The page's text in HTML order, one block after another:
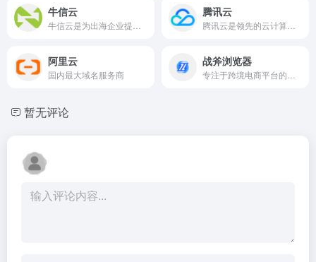
牛信云 腾讯云
阿里云
国内最大域名服务商
战斧浏览器
暂无评论